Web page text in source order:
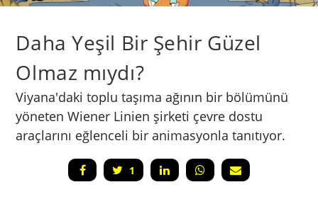
Daha Yeşil Bir Şehir Güzel
Olmaz mıydı?
Viyana'daki toplu taşıma ağının bir bölümünü
yöneten Wiener Linien şirketi çevre dostu
araçlarını eğlenceli bir animasyonla tanıtıyor.
1